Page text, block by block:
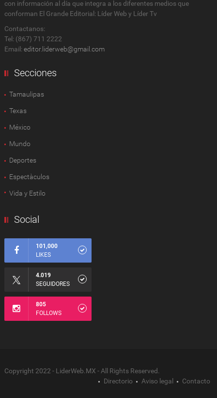
con información al día que integra a los diferentes medios que
conforman El Grande Editorial: Líder Web y Líder Tv
Contactanos:
Tel: (867) 711 2222
Email: editor.liderweb@gmail.com
Secciones
Tamaulipas
Texas
México
Mundo
Deportes
Espectàculos
Vida y Estilo
Social
101,000
LIKES
4.019
SEGUIDORES
805
FOLLOWS
Copyright 2022 - LiderWeb.MX - All Rights Reserved.
Directorio
Aviso legal Contacto